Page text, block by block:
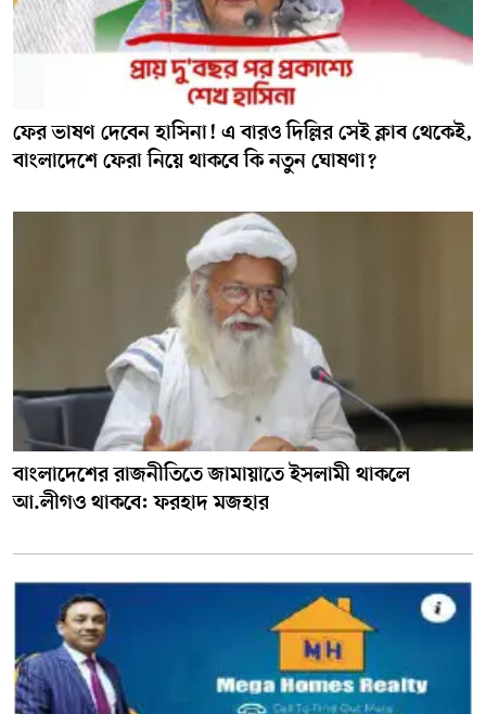
ফের ভাষণ দেবেন হাসিনা! এ বারও দিল্লির সেই ক্লাব থেকেই,
বাংলাদেশে ফেরা নিয়ে থাকবে কি নতুন ঘোষণা?
বাংলাদেশের রাজনীতিতে জামায়াতে ইসলামী থাকলে
আ.লীগও থাকবে: ফরহাদ মজহার